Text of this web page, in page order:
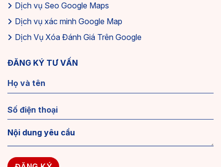
Dịch vụ Seo Google Maps
Dịch vụ xác minh Google Map
Dịch Vụ Xóa Đánh Giá Trên Google
ĐĂNG KÝ TƯ VẤN